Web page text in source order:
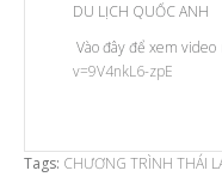
DU LỊCH QUỐC ANH
Vào đây để xem video
v=9V4nkL6-zpE
Tags: CHƯƠNG TRÌNH THÁI